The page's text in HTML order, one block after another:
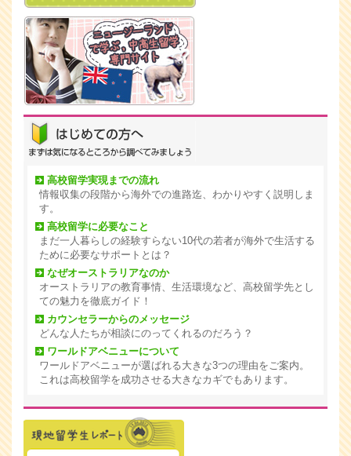
高校留学実現までの流れ
情報収集の段階から海外での進路迄、わかりやすく説明しま
す。
高校留学に必要なこと
まだ一人暮らしの経験すらない10代の若者が海外で生活する
ために必要なサポートとは？
なぜオーストラリアなのか
オーストラリアの教育事情、生活環境など、高校留学先とし
ての魅力を徹底ガイド！
カウンセラーからのメッセージ
どんな人たちが相談にのってくれるのだろう？
ワールドアベニューについて
ワールドアベニューが選ばれる大きな3つの理由をご案内。
これは高校留学を成功させる大きなカギでもあります。